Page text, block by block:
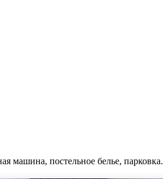
машина, постельное белье, парковка.